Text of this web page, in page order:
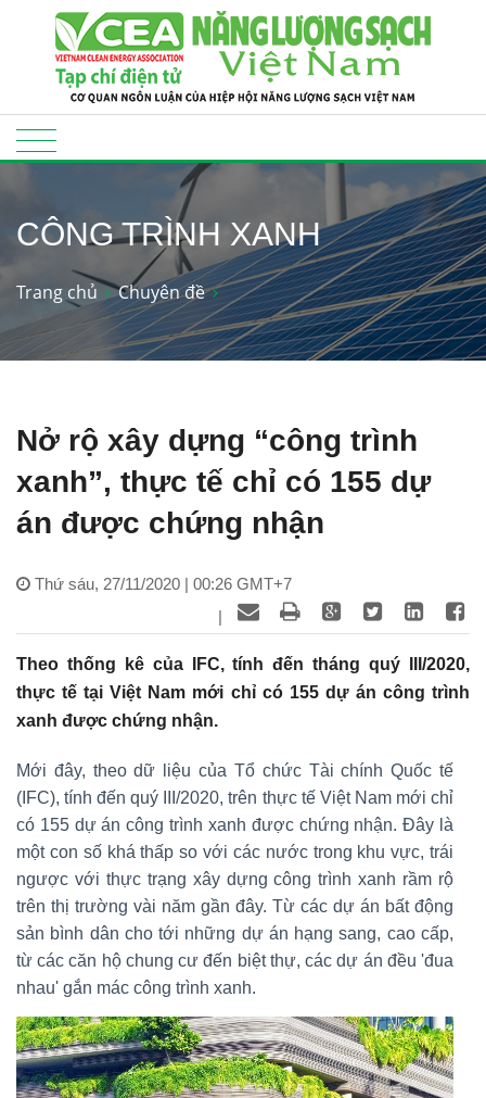
CÔNG TRÌNH XANH
Trang chủ Chuyên đề
Nở rộ xây dựng “công trình
xanh”, thực tế chỉ có 155 dự
án được chứng nhận
Thứ sáu, 27/11/2020 | 00:26 GMT+7
|
Theo thống kê của IFC, tính đến tháng quý III/2020,
thực tế tại Việt Nam mới chỉ có 155 dự án công trình
xanh được chứng nhận.
Mới đây, theo dữ liệu của Tổ chức Tài chính Quốc tế
(IFC), tính đến quý III/2020, trên thực tế Việt Nam mới chỉ
có 155 dự án công trình xanh được chứng nhận. Đây là
một con số khá thấp so với các nước trong khu vực, trái
ngược với thực trạng xây dựng công trình xanh rầm rộ
trên thị trường vài năm gần đây. Từ các dự án bất động
sản bình dân cho tới những dự án hạng sang, cao cấp,
từ các căn hộ chung cư đến biệt thự, các dự án đều 'đua
nhau' gắn mác công trình xanh.